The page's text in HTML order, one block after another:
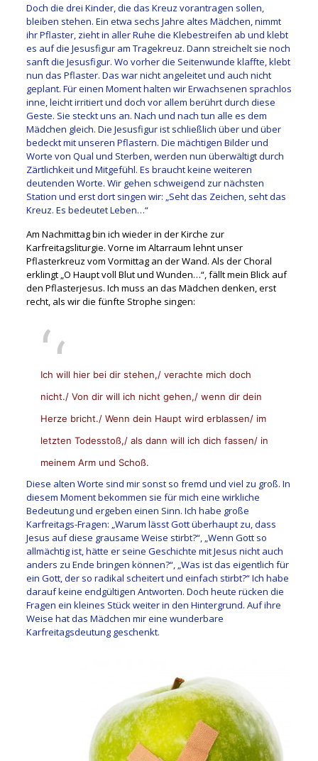
Doch die drei Kinder, die das Kreuz vorantragen sollen,
bleiben stehen. Ein etwa sechs Jahre altes Mädchen, nimmt
ihr Pflaster, zieht in aller Ruhe die Klebestreifen ab und klebt
es auf die Jesusfigur am Tragekreuz. Dann streichelt sie noch
sanft die Jesusfigur. Wo vorher die Seitenwunde klaffte, klebt
nun das Pflaster. Das war nicht angeleitet und auch nicht
geplant. Für einen Moment halten wir Erwachsenen sprachlos
inne, leicht irritiert und doch vor allem berührt durch diese
Geste. Sie steckt uns an. Nach und nach tun alle es dem
Mädchen gleich. Die Jesusfigur ist schließlich über und über
bedeckt mit unseren Pflastern. Die mächtigen Bilder und
Worte von Qual und Sterben, werden nun überwältigt durch
Zärtlichkeit und Mitgefühl. Es braucht keine weiteren
deutenden Worte. Wir gehen schweigend zur nächsten
Station und erst dort singen wir: „Seht das Zeichen, seht das
Kreuz. Es bedeutet Leben…“
Am Nachmittag bin ich wieder in der Kirche zur
Karfreitagsliturgie. Vorne im Altarraum lehnt unser
Pflasterkreuz vom Vormittag an der Wand. Als der Choral
erklingt „O Haupt voll Blut und Wunden…“, fällt mein Blick auf
den Pflasterjesus. Ich muss an das Mädchen denken, erst
recht, als wir die fünfte Strophe singen:
Ich will hier bei dir stehen,/ verachte mich doch
nicht./ Von dir will ich nicht gehen,/ wenn dir dein
Herze bricht./ Wenn dein Haupt wird erblassen/ im
letzten Todesstoß,/ als dann will ich dich fassen/ in
meinem Arm und Schoß.
Diese alten Worte sind mir sonst so fremd und viel zu groß. In
diesem Moment bekommen sie für mich eine wirkliche
Bedeutung und ergeben einen Sinn. Ich habe große
Karfreitags-Fragen: „Warum lässt Gott überhaupt zu, dass
Jesus auf diese grausame Weise stirbt?“, „Wenn Gott so
allmächtig ist, hätte er seine Geschichte mit Jesus nicht auch
anders zu Ende bringen können?“, „Was ist das eigentlich für
ein Gott, der so radikal scheitert und einfach stirbt?“ Ich habe
darauf keine endgültigen Antworten. Doch heute rücken die
Fragen ein kleines Stück weiter in den Hintergrund. Auf ihre
Weise hat das Mädchen mir eine wunderbare
Karfreitagsdeutung geschenkt.